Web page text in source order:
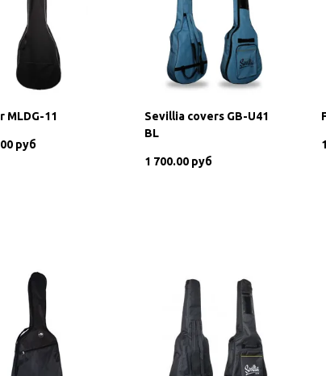
MLDG-11
руб
Sevillia covers GB-U41
BL
1 700.00 руб